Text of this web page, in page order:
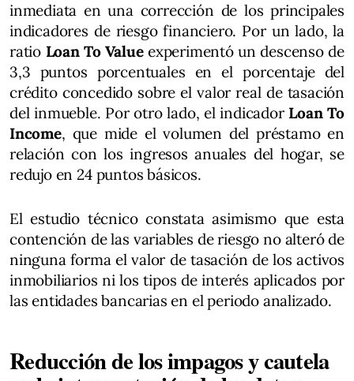
inmediata en una corrección de los principales
indicadores de riesgo financiero. Por un lado, la
ratio Loan To Value experimentó un descenso de
3,3 puntos porcentuales en el porcentaje del
crédito concedido sobre el valor real de tasación
del inmueble. Por otro lado, el indicador Loan To
Income, que mide el volumen del préstamo en
relación con los ingresos anuales del hogar, se
redujo en 24 puntos básicos.
El estudio técnico constata asimismo que esta
contención de las variables de riesgo no alteró de
ninguna forma el valor de tasación de los activos
inmobiliarios ni los tipos de interés aplicados por
las entidades bancarias en el periodo analizado.
Reducción de los impagos y cautela